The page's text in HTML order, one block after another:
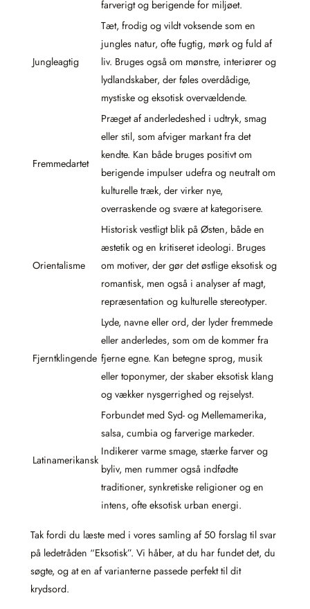
farverigt og berigende for miljøet.
Jungleagtig
Tæt, frodig og vildt voksende som en
jungles natur, ofte fugtig, mørk og fuld af
liv. Bruges også om mønstre, interiører og
lydlandskaber, der føles overdådige,
mystiske og eksotisk overvældende.
Fremmedartet
Præget af anderledeshed i udtryk, smag
eller stil, som afviger markant fra det
kendte. Kan både bruges positivt om
berigende impulser udefra og neutralt om
kulturelle træk, der virker nye,
overraskende og svære at kategorisere.
Orientalisme
Historisk vestligt blik på Østen, både en
æstetik og en kritiseret ideologi. Bruges
om motiver, der gør det østlige eksotisk og
romantisk, men også i analyser af magt,
repræsentation og kulturelle stereotyper.
Fjerntklingende
Lyde, navne eller ord, der lyder fremmede
eller anderledes, som om de kommer fra
fjerne egne. Kan betegne sprog, musik
eller toponymer, der skaber eksotisk klang
og vækker nysgerrighed og rejselyst.
Latinamerikansk
Forbundet med Syd- og Mellemamerika,
salsa, cumbia og farverige markeder.
Indikerer varme smage, stærke farver og
byliv, men rummer også indfødte
traditioner, synkretiske religioner og en
intens, ofte eksotisk urban energi.
Tak fordi du læste med i vores samling af 50 forslag til svar
på ledetråden “Eksotisk”. Vi håber, at du har fundet det, du
søgte, og at en af varianterne passede perfekt til dit
krydsord.